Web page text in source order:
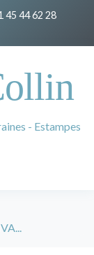
45 44 62 28
- Estampes